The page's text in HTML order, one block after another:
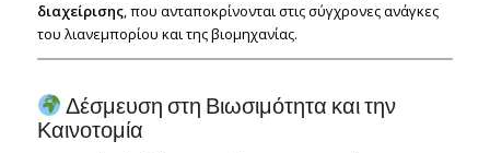
διαχείρισης, που ανταποκρίνονται στις σύγχρονες ανάγκες
του λιανεμπορίου και της βιομηχανίας.
Δέσμευση στη Βιωσιμότητα και την
Καινοτομία